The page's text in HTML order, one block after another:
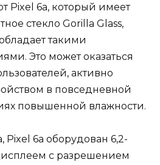
Pixel 6a, который имеет
стекло Gorilla Glass,
такими
Это может оказаться
активно
в повседневной
повышенной влажности.
Pixel 6a оборудован 6,2-
с разрешением